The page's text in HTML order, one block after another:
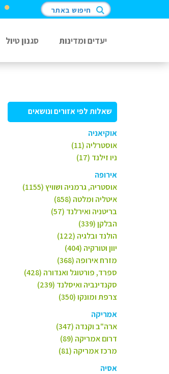
חיפוש באתר
יעדים ומדינות סגנון טיול
שאלות לפי אזורים ונושאים
אוקיאניה
אוסטרליה (11)
ניו זילנד (17)
אירופה
אוסטריה, גרמניה ושוויץ (1155)
איטליה ומלטה (858)
בריטניה ואירלנד (57)
הבלקן (339)
הולנד ובלגיה (122)
יוון וטורקיה (404)
מזרח אירופה (368)
ספרד, פורטוגל ואנדורה (428)
סקנדינביה ואיסלנד (239)
צרפת ומונקו (350)
אמריקה
ארה"ב וקנדה (347)
דרום אמריקה (89)
מרכז אמריקה (81)
אסיה